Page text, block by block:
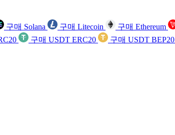
구매 Solana 구매 Litecoin 구매 Ethereum
구매 USDT ERC20 구매 USDT BEP20